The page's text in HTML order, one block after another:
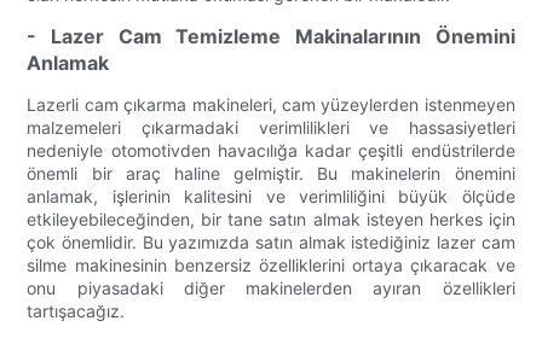
- Lazer Cam Temizleme Makinalarının Önemini
Anlamak
Lazerli cam çıkarma makineleri, cam yüzeylerden istenmeyen
malzemeleri çıkarmadaki verimlilikleri ve hassasiyetleri
nedeniyle otomotivden havacılığa kadar çeşitli endüstrilerde
önemli bir araç haline gelmiştir. Bu makinelerin önemini
anlamak, işlerinin kalitesini ve verimliliğini büyük ölçüde
etkileyebileceğinden, bir tane satın almak isteyen herkes için
çok önemlidir. Bu yazımızda satın almak istediğiniz lazer cam
silme makinesinin benzersiz özelliklerini ortaya çıkaracak ve
onu piyasadaki diğer makinelerden ayıran özellikleri
tartışacağız.